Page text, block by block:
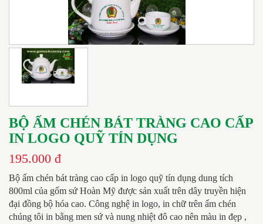
BỘ ẤM CHÉN BÁT TRÀNG CAO CẤP
IN LOGO QUỸ TÍN DỤNG
195.000 đ
Bộ ấm chén bát tràng cao cấp in logo quỹ tín dụng dung tích
800ml của gốm sứ Hoàn Mỹ được sản xuất trên dây truyền hiện
đại đồng bộ hóa cao. Công nghệ in logo, in chữ trên ấm chén
chúng tôi in bằng men sứ và nung nhiệt đô cao nên màu in đẹp ,